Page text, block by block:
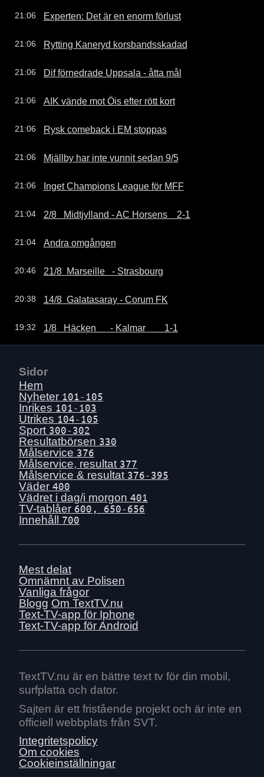
21:06 Experten: Det är en enorm förlust
21:06 Rytting Kaneryd korsbandsskadad
21:06 Dif förnedrade Uppsala - åtta mål
21:06 AIK vände mot Öis efter rött kort
21:06 Rysk comeback i EM stoppas
21:06 Mjällby har inte vunnit sedan 9/5
21:06 Inget Champions League för MFF
21:04 2/8   Midtjylland - AC Horsens    2-1
21:04 Andra omgången
20:46 21/8  Marseille   - Strasbourg
20:38 14/8  Galatasaray - Corum FK
19:32 1/8   Häcken      - Kalmar        1-1
Sidor
Hem
Nyheter 101-105
Inrikes 101-103
Utrikes 104-105
Sport 300-302
Resultatbörsen 330
Målservice 376
Målservice, resultat 377
Målservice & resultat 376-395
Väder 400
Vädret i dag/i morgon 401
TV-tablåer 600, 650-656
Innehåll 700
Mest delat
Omnämnt av Polisen
Vanliga frågor
Blogg Om TextTV.nu
Text-TV-app för Iphone
Text-TV-app för Android
TextTV.nu är en bättre text tv för din mobil,
surfplatta och dator.
Sajten är ett fristående projekt och är inte en
officiell webbplats från SVT.
Integritetspolicy
Om cookies
Cookieinställningar